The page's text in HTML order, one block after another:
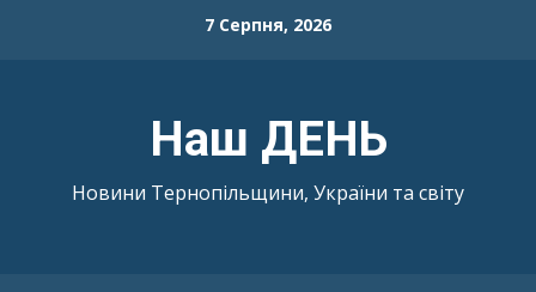
7 Серпня, 2026
Наш ДЕНЬ
Новини Тернопільщини, України та світу